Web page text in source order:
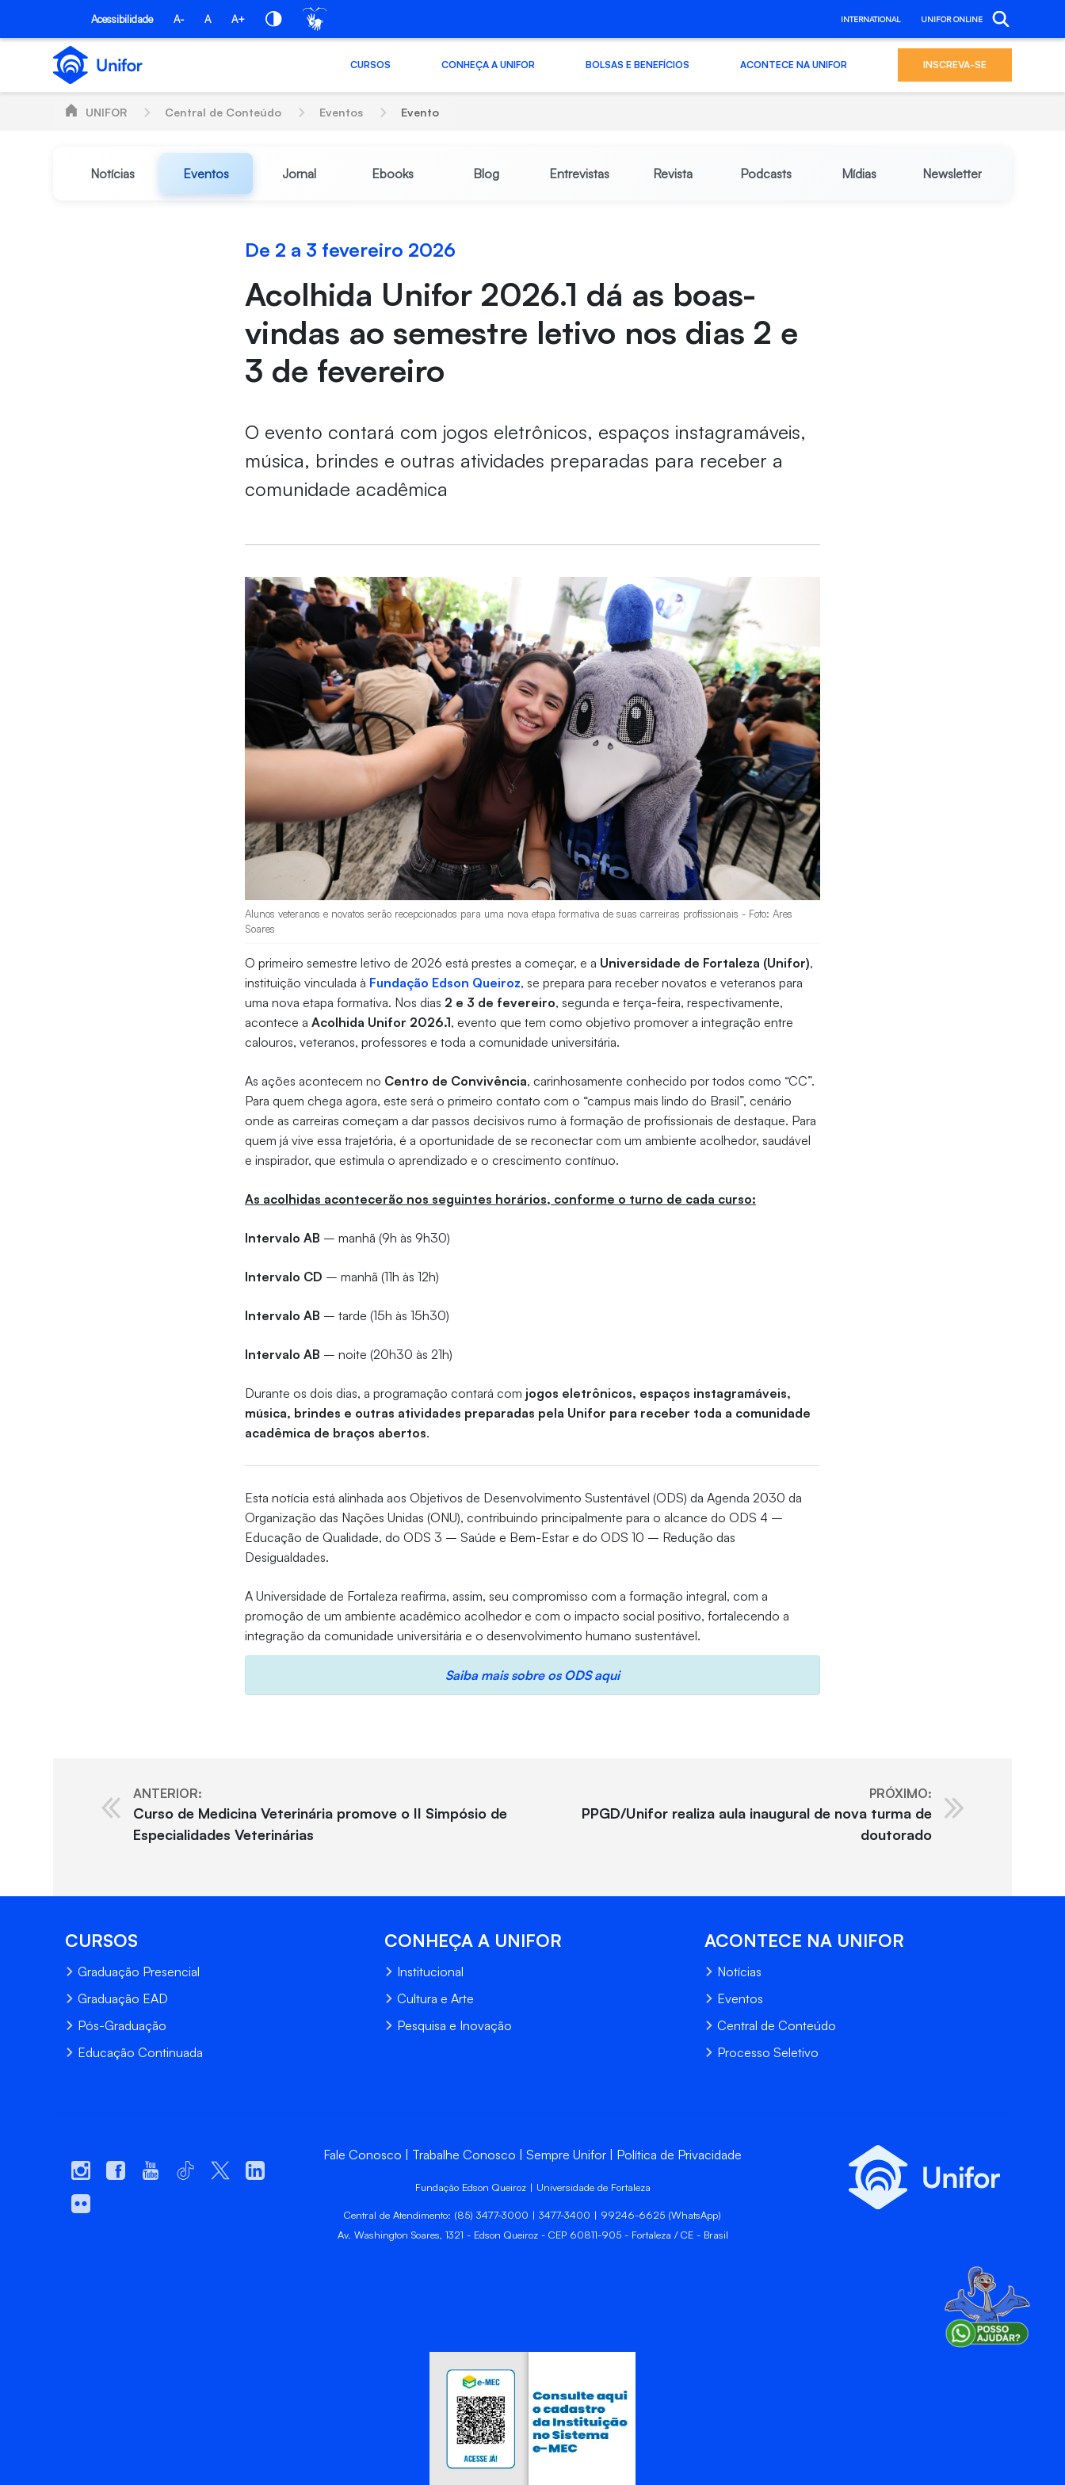
Pular para o Conteúdo principal
Acessibilidade A- A A+ INTERNATIONAL UNIFOR ONLINE
CURSOS CONHEÇA A UNIFOR BOLSAS E BENEFÍCIOS ACONTECE NA UNIFOR INSCREVA-SE
UNIFOR Central de Conteúdo Eventos Evento
Notícias Eventos Jornal Ebooks Blog Entrevistas Revista Podcasts Mídias Newsletter
De 2 a 3 fevereiro 2026
Acolhida Unifor 2026.1 dá as boas-
vindas ao semestre letivo nos dias 2 e
3 de fevereiro
O evento contará com jogos eletrônicos, espaços instagramáveis,
música, brindes e outras atividades preparadas para receber a
comunidade acadêmica
Alunos veteranos e novatos serão recepcionados para uma nova etapa formativa de suas carreiras profissionais - Foto: Ares
Soares
O primeiro semestre letivo de 2026 está prestes a começar, e a Universidade de Fortaleza (Unifor),
instituição vinculada à Fundação Edson Queiroz, se prepara para receber novatos e veteranos para
uma nova etapa formativa. Nos dias 2 e 3 de fevereiro, segunda e terça-feira, respectivamente,
acontece aAcolhida Unifor 2026.1, evento que tem como objetivo promover a integração entre
calouros, veteranos, professores e toda a comunidade universitária.
As ações acontecem no Centro de Convivência, carinhosamente conhecido por todos como “CC”.
Para quem chega agora, este será o primeiro contato com o “campus mais lindo do Brasil”, cenário
onde as carreiras começam a dar passos decisivos rumo à formação de profissionais de destaque. Para
quem já vive essa trajetória, é a oportunidade de se reconectar com um ambiente acolhedor, saudável
e inspirador, que estimula o aprendizado e o crescimento contínuo.
As acolhidas acontecerão nos seguintes horários, conforme o turno de cada curso:
Intervalo AB – manhã (9h às 9h30)
Intervalo CD – manhã (11h às 12h)
Intervalo AB – tarde (15h às 15h30)
Intervalo AB – noite (20h30 às 21h)
Durante os dois dias, a programação contará com jogos eletrônicos, espaços instagramáveis,
música, brindes e outras atividades preparadas pela Unifor para receber toda a comunidade
acadêmica de braços abertos.
Esta notícia está alinhada aos Objetivos de Desenvolvimento Sustentável (ODS) da Agenda 2030 da
Organização das Nações Unidas (ONU), contribuindo principalmente para o alcance do ODS 4 –
Educação de Qualidade, do ODS 3 – Saúde e Bem-Estar e do ODS 10 – Redução das
Desigualdades.
A Universidade de Fortaleza reafirma, assim, seu compromisso com a formação integral, com a
promoção de um ambiente acadêmico acolhedor e com o impacto social positivo, fortalecendo a
integração da comunidade universitária e o desenvolvimento humano sustentável.
Saiba mais sobre os ODS aqui
ANTERIOR:
Curso de Medicina Veterinária promove o II Simpósio de
Especialidades Veterinárias
PRÓXIMO:
PPGD/Unifor realiza aula inaugural de nova turma de
doutorado
CURSOS
Graduação Presencial
Graduação EAD
Pós-Graduação
Educação Continuada
CONHEÇA A UNIFOR
Institucional
Cultura e Arte
Pesquisa e Inovação
ACONTECE NA UNIFOR
Notícias
Eventos
Central de Conteúdo
Processo Seletivo
Fale Conosco Trabalhe Conosco Sempre Unifor Política de Privacidade
Fundação Edson Queiroz | Universidade de Fortaleza
Central de Atendimento: (85) 3477-3000 | 3477-3400 | 99246-6625 (WhatsApp)
Av. Washington Soares, 1321 - Edson Queiroz - CEP 60811-905 - Fortaleza / CE - Brasil